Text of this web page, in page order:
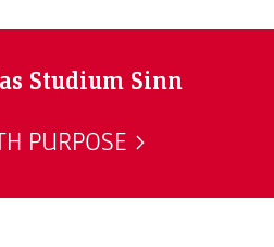
Studium Sinn
PURPOSE